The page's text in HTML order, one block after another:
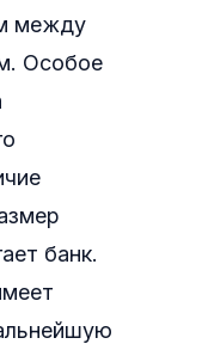
между
Особое
банк.